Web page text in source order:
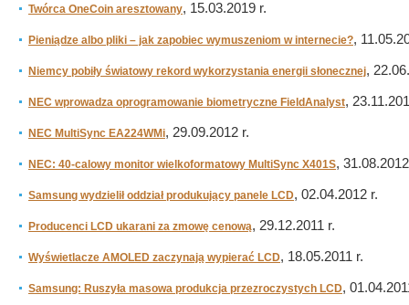
Twórca OneCoin aresztowany, 15.03.2019 r.
Pieniądze albo pliki – jak zapobiec wymuszeniom w internecie?,
Niemcy pobiły światowy rekord wykorzystania energii słonecznej,
NEC wprowadza oprogramowanie biometryczne FieldAnalyst,
NEC MultiSync EA224WMi, 29.09.2012 r.
NEC: 40-calowy monitor wielkoformatowy MultiSync X401S,
Samsung wydzielił oddział produkujący panele LCD, 02.04.2012 r.
Producenci LCD ukarani za zmowę cenową, 29.12.2011 r.
Wyświetlacze AMOLED zaczynają wypierać LCD, 18.05.2011 r.
Samsung: Ruszyła masowa produkcja przezroczystych LCD,